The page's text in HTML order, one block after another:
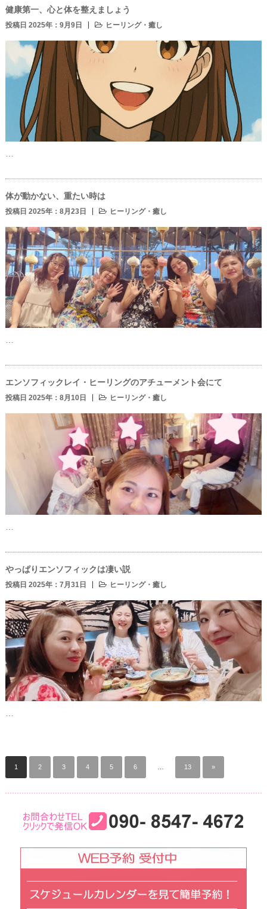
健康第一、心と体を整えましょう
投稿日 2025年：9月9日 ヒーリング・癒し
体が動かない、重たい時は
投稿日 2025年：8月23日 ヒーリング・癒し
…
エンソフィックレイ・ヒーリングのアチューメント会にて
投稿日 2025年：8月10日 ヒーリング・癒し
やっぱりエンソフィックは凄い説
投稿日 2025年：7月31日 ヒーリング・癒し
…
1 2 3 4 5 6 13 »